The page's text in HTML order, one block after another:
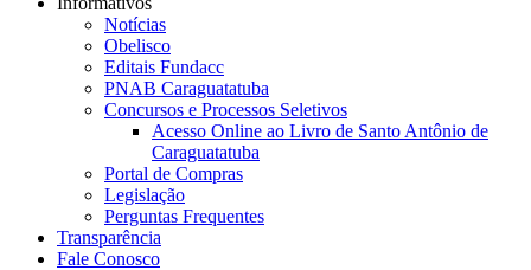
Notícias
Obelisco
Editais Fundacc
PNAB Caraguatatuba
Concursos e Processos Seletivos
Acesso Online ao Livro de Santo Antônio de
Caraguatatuba
Portal de Compras
Legislação
Perguntas Frequentes
Transparência
Fale Conosco